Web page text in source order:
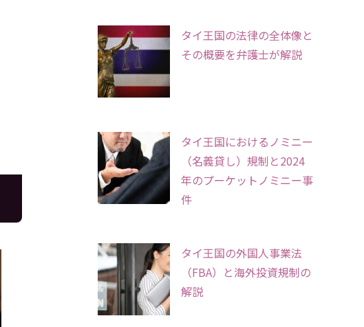
タイ王国の法律の全体像と
その概要を弁護士が解説
タイ王国におけるノミニー
（名義貸し）規制と2024
年のプーケットノミニー事
件
タイ王国の外国人事業法
（FBA）と海外投資規制の
解説